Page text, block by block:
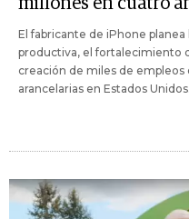
millones en cuatro
El fabricante de iPhone planea
productiva, el fortalecimiento
creación de miles de
arancelarias en Estados Unidos.